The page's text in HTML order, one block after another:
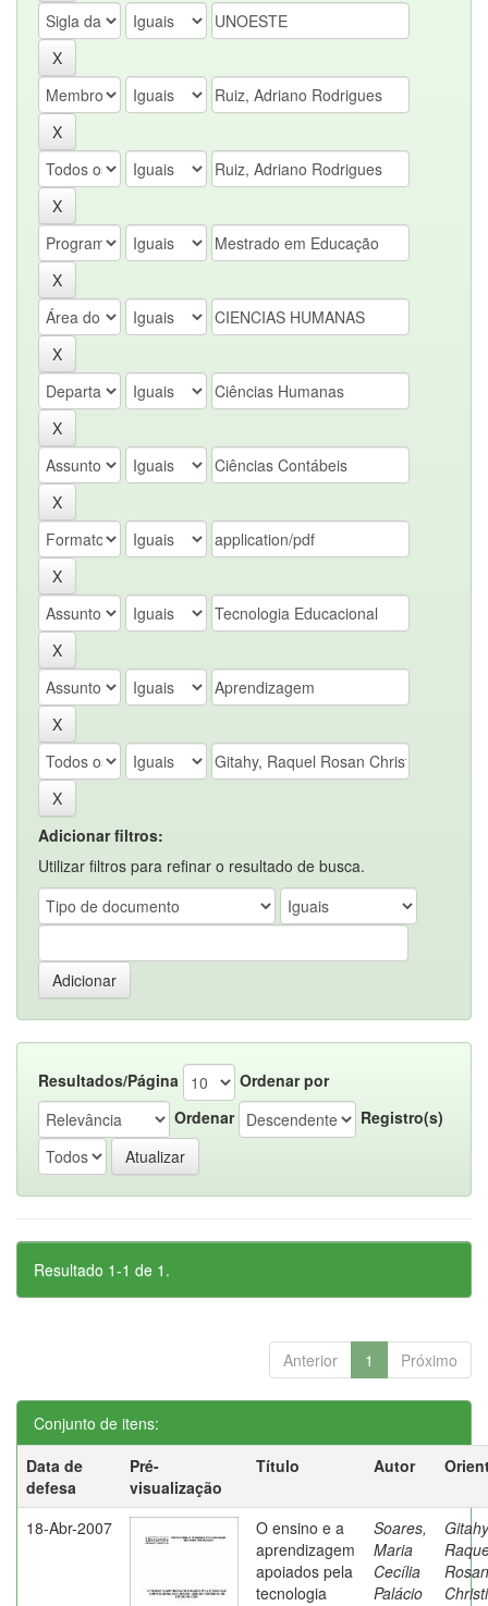
Adicionar filtros:
Utilizar filtros para refinar o resultado de busca.
Resultados/Página
Ordenar por
Ordenar
Registro(s)
Resultado 1-1 de 1.
Anterior 1 Próximo
Conjunto de itens:
Data de
defesa
Pré-
visualização
Título Autor
18-Abr-2007
O ensino e a
aprendizagem
apoiados pela
tecnologia
Soares,
Maria
Cecília
Palácio
Rosan